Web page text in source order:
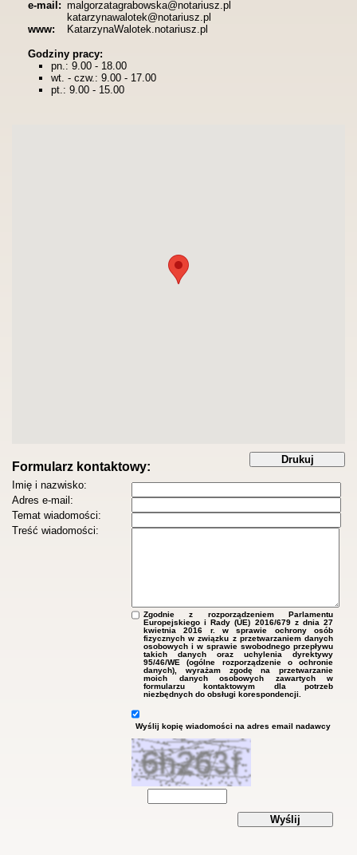
e-mail: malgorzatagrabowska@notariusz.pl
katarzynawalotek@notariusz.pl
www:
KatarzynaWalotek.notariusz.pl
Godziny pracy:
pn.: 9.00 - 18.00
wt. - czw.: 9.00 - 17.00
pt.: 9.00 - 15.00
Formularz kontaktowy:
Imię i nazwisko:
Adres e-mail:
Temat wiadomości:
Treść wiadomości:
Zgodnie z rozporządzeniem Parlamentu
Europejskiego i Rady (UE) 2016/679 z dnia 27
kwietnia 2016 r. w sprawie ochrony osób
fizycznych w związku z przetwarzaniem danych
osobowych i w sprawie swobodnego przepływu
takich danych oraz uchylenia dyrektywy
95/46/WE (ogólne rozporządzenie o ochronie
danych), wyrażam zgodę na przetwarzanie
moich danych osobowych zawartych w
formularzu kontaktowym dla potrzeb
niezbędnych do obsługi korespondencji.
Wyślij kopię wiadomości na adres email nadawcy